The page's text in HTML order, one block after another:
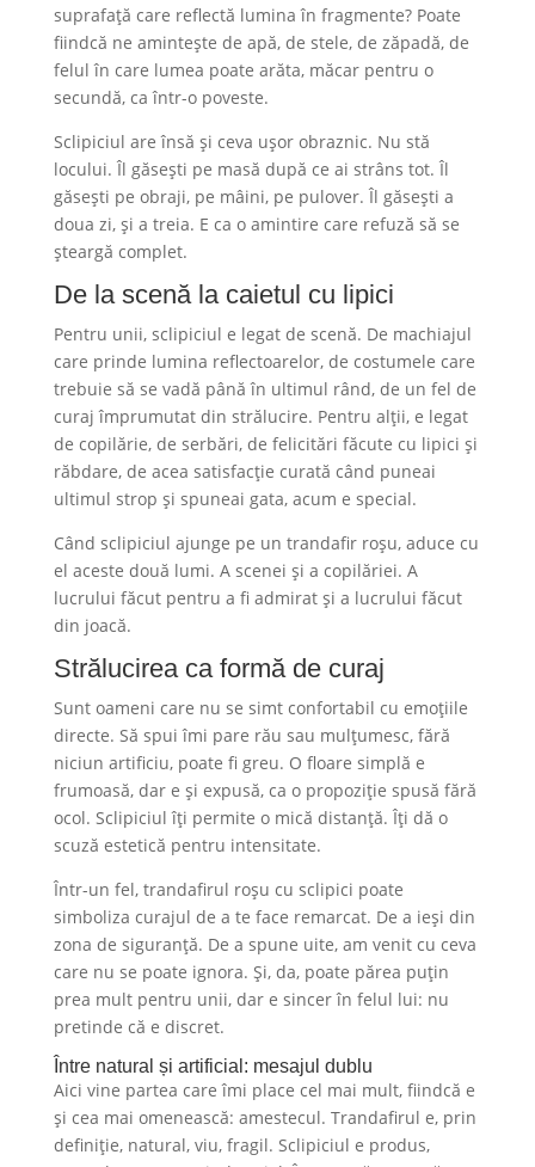
suprafață care reflectă lumina în fragmente? Poate
fiindcă ne amintește de apă, de stele, de zăpadă, de
felul în care lumea poate arăta, măcar pentru o
secundă, ca într-o poveste.
Sclipiciul are însă și ceva ușor obraznic. Nu stă
locului. Îl găsești pe masă după ce ai strâns tot. Îl
găsești pe obraji, pe mâini, pe pulover. Îl găsești a
doua zi, și a treia. E ca o amintire care refuză să se
șteargă complet.
De la scenă la caietul cu lipici
Pentru unii, sclipiciul e legat de scenă. De machiajul
care prinde lumina reflectoarelor, de costumele care
trebuie să se vadă până în ultimul rând, de un fel de
curaj împrumutat din strălucire. Pentru alții, e legat
de copilărie, de serbări, de felicitări făcute cu lipici și
răbdare, de acea satisfacție curată când puneai
ultimul strop și spuneai gata, acum e special.
Când sclipiciul ajunge pe un trandafir roșu, aduce cu
el aceste două lumi. A scenei și a copilăriei. A
lucrului făcut pentru a fi admirat și a lucrului făcut
din joacă.
Strălucirea ca formă de curaj
Sunt oameni care nu se simt confortabil cu emoțiile
directe. Să spui îmi pare rău sau mulțumesc, fără
niciun artificiu, poate fi greu. O floare simplă e
frumoasă, dar e și expusă, ca o propoziție spusă fără
ocol. Sclipiciul îți permite o mică distanță. Îți dă o
scuză estetică pentru intensitate.
Într-un fel, trandafirul roșu cu sclipici poate
simboliza curajul de a te face remarcat. De a ieși din
zona de siguranță. De a spune uite, am venit cu ceva
care nu se poate ignora. Și, da, poate părea puțin
prea mult pentru unii, dar e sincer în felul lui: nu
pretinde că e discret.
Între natural și artificial: mesajul dublu
Aici vine partea care îmi place cel mai mult, fiindcă e
și cea mai omenească: amestecul. Trandafirul e, prin
definiție, natural, viu, fragil. Sclipiciul e produs,